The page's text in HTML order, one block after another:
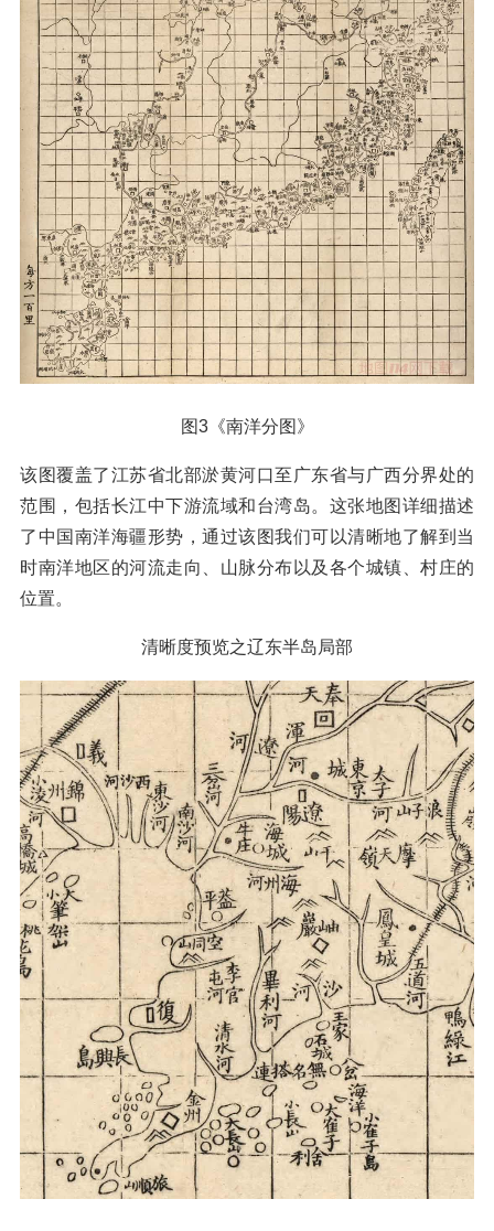
图3《南洋分图》
该图覆盖了江苏省北部淤黄河口至广东省与广西分界处的
范围，包括长江中下游流域和台湾岛。这张地图详细描述
了中国南洋海疆形势，通过该图我们可以清晰地了解到当
时南洋地区的河流走向、山脉分布以及各个城镇、村庄的
位置。
清晰度预览之辽东半岛局部